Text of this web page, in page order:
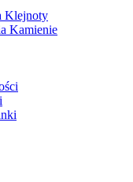
Klejnoty
Kamienie